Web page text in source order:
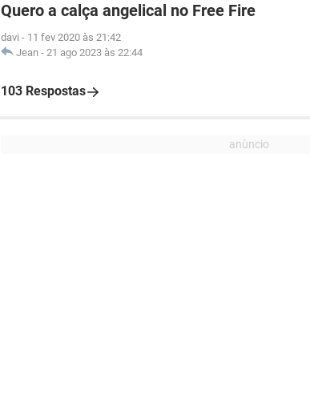
Quero a calça angelical no Free Fire
davi - 11 fev 2020 às 21:42
Jean - 21 ago 2023 às 22:44
103 Respostas